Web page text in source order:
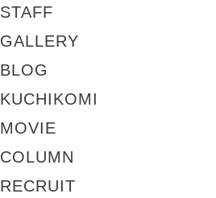
STAFF
GALLERY
BLOG
KUCHIKOMI
MOVIE
COLUMN
RECRUIT